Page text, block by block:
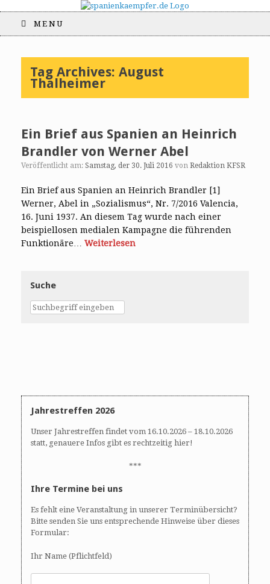
MENU
Tag Archives: August
Thalheimer
Ein Brief aus Spanien an Heinrich
Brandler von Werner Abel
Veröffentlicht am: Samstag, der 30. Juli 2016 von Redaktion KFSR
Ein Brief aus Spanien an Heinrich Brandler [1]
Werner, Abel in „Sozialismus“, Nr. 7/2016 Valencia,
16. Juni 1937. An diesem Tag wurde nach einer
beispiellosen medialen Kampagne die führenden
Funktionäre… Weiterlesen
Suche
Jahrestreffen 2026
Unser Jahrestreffen findet vom 16.10.2026 – 18.10.2026
statt, genauere Infos gibt es rechtzeitig hier!
***
Ihre Termine bei uns
Es fehlt eine Veranstaltung in unserer Terminübersicht?
Bitte senden Sie uns entsprechende Hinweise über dieses
Formular:
Ihr Name (Pflichtfeld)